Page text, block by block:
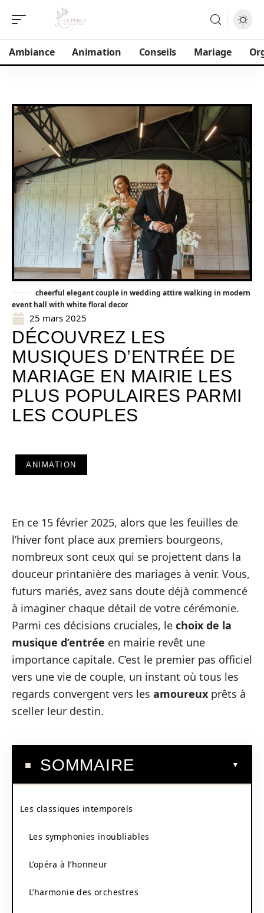
Ambiance Animation Conseils Mariage
cheerful elegant couple in wedding attire walking in modern
event hall with white floral decor
25 mars 2025
DÉCOUVREZ LES
MUSIQUES D’ENTRÉE DE
MARIAGE EN MAIRIE LES
PLUS POPULAIRES PARMI
LES COUPLES
ANIMATION
En ce 15 février 2025, alors que les feuilles de
l’hiver font place aux premiers bourgeons,
nombreux sont ceux qui se projettent dans la
douceur printanière des mariages à venir. Vous,
futurs mariés, avez sans doute déjà commencé
à imaginer chaque détail de votre cérémonie.
Parmi ces décisions cruciales, le choix de la
musique d’entrée en mairie revêt une
importance capitale. C’est le premier pas officiel
vers une vie de couple, un instant où tous les
regards convergent vers les amoureux prêts à
sceller leur destin.
SOMMAIRE
Les classiques intemporels
Les symphonies inoubliables
L’opéra à l’honneur
L’harmonie des orchestres